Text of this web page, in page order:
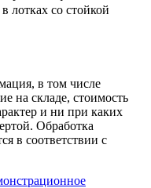
лотках со стойкой
в том числе
на складе, стоимость
и ни при каких
Обработка
в соответствии с